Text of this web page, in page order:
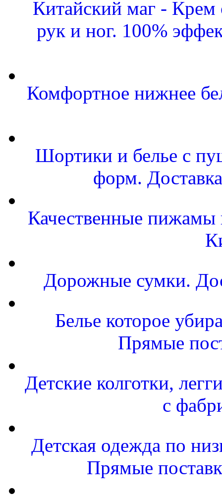
Китайский маг -
рук и ног. 100%
Комфортное нижнее
Шортики и белье с
форм.
Качественные пижамы
Дорожные сумки.
Белье которое
Прямые
Детские колготки,
с
Детская одежда по
Прямые